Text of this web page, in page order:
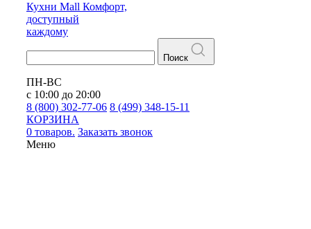
Кухни Mall Комфорт,
доступный
каждому
Поиск
ПН-ВС
с 10:00 до 20:00
8 (800) 302-77-06 8 (499) 348-15-11
КОРЗИНА
0 товаров. Заказать звонок
Меню